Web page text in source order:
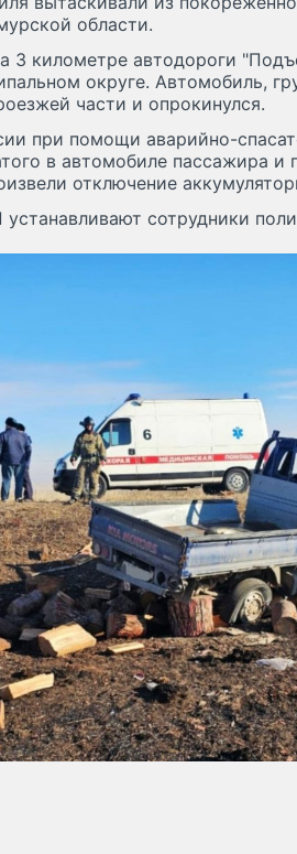
области.
3 километре автодороги
округе. Автомобиль,
части и опрокинулся.
при помощи аварийно-
в автомобиле пассажира и
отключение
сотрудники